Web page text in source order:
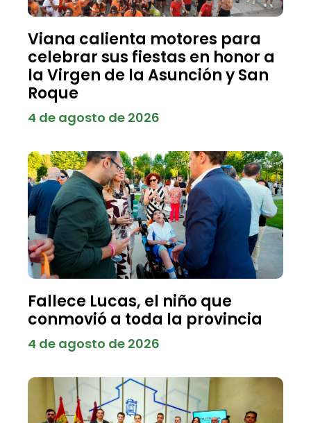
Viana calienta motores para
celebrar sus fiestas en honor a
la Virgen de la Asunción y San
Roque
4 de agosto de 2026
Fallece Lucas, el niño que
conmovió a toda la provincia
4 de agosto de 2026